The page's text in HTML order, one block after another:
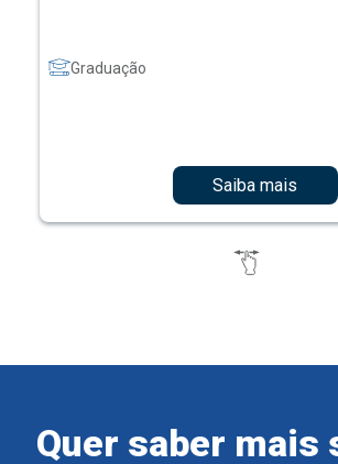
Graduação
Saiba mais
Quer saber mais